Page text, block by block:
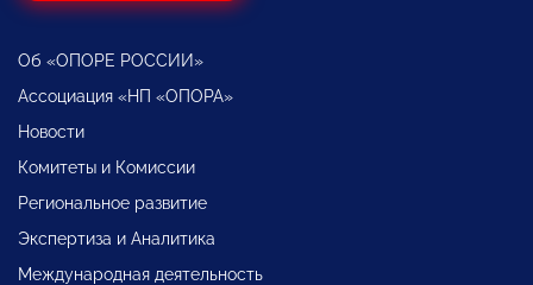
Об «ОПОРЕ РОССИИ»
Ассоциация «НП «ОПОРА»
Новости
Комитеты и Комиссии
Региональное развитие
Экспертиза и Аналитика
Международная деятельность